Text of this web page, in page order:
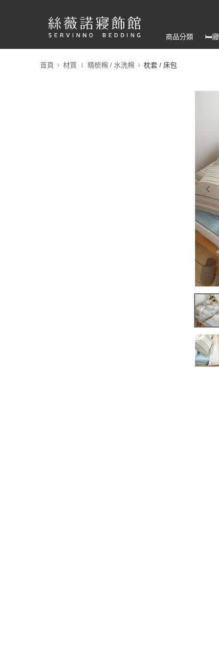
商品分類 🛏️寢
首頁 材質 ∣ 精梳棉 / 水洗棉 枕套 / 床包